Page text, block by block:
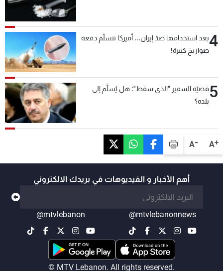
A+
A-
4بعد استخدامها ضدّ إيران... أميركا تتسلّم دفعة
صواريخ كبيرة!
5قضيّة السفير "الذي سقط": هل يُسلَّم إلى
بلده؟
أهم الأخبار و الفيديوهات في بريدك الالكتروني
@mtvlebanonnews
@mtvlebanon
© MTV Lebanon. All rights reserved.